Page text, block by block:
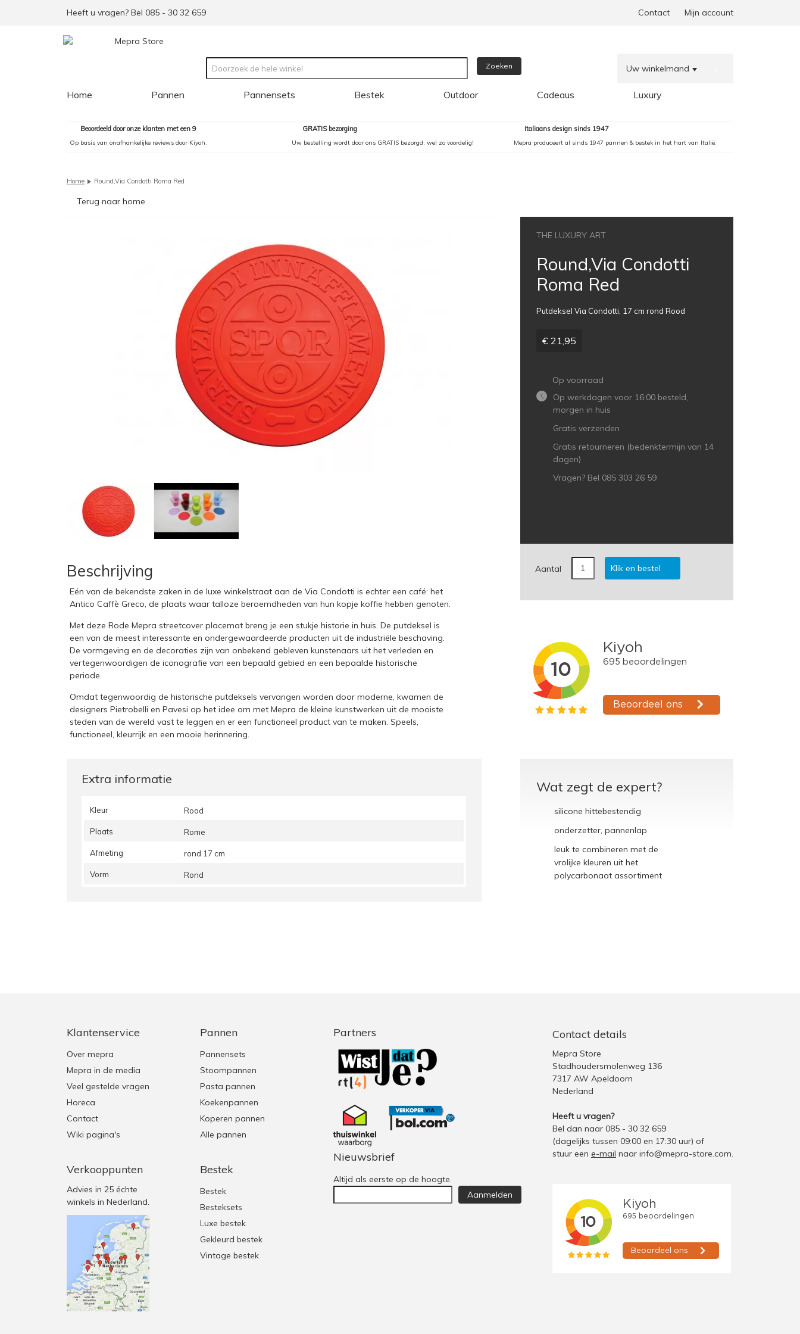
Heeft u vragen? Bel 085 - 30 32 659 Contact Mijn account
Zoeken Uw winkelmand
Home Pannen Pannensets Bestek Outdoor Cadeaus Luxury
Beoordeeld door onze klanten met een 9
Op basis van onafhankelijke reviews door Kiyoh.
GRATIS bezorging
Uw bestelling wordt door ons GRATIS bezorgd, wel zo voordelig!
Italiaans design sinds 1947
Mepra produceert al sinds 1947 pannen & bestek in het hart van Italië.
Home Round,Via Condotti Roma Red
Terug naar home
Beschrijving
Eén van de bekendste zaken in de luxe winkelstraat aan de Via Condotti is echter een café: het
Antico Caffè Greco, de plaats waar talloze beroemdheden van hun kopje koffie hebben genoten.
Met deze Rode Mepra streetcover placemat breng je een stukje historie in huis. De putdeksel is
een van de meest interessante en ondergewaardeerde producten uit de industriële beschaving.
De vormgeving en de decoraties zijn van onbekend gebleven kunstenaars uit het verleden en
vertegenwoordigen de iconografie van een bepaald gebied en een bepaalde historische
periode.
Omdat tegenwoordig de historische putdeksels vervangen worden door moderne, kwamen de
designers Pietrobelli en Pavesi op het idee om met Mepra de kleine kunstwerken uit de mooiste
steden van de wereld vast te leggen en er een functioneel product van te maken. Speels,
functioneel, kleurrijk en een mooie herinnering.
Extra informatie
Kleur Rood
Plaats Rome
Afmeting rond 17 cm
Vorm Rond
THE LUXURY ART
Round,Via Condotti
Roma Red
Putdeksel Via Condotti, 17 cm rond Rood
€ 21,95
Op voorraad
Op werkdagen voor 16:00 besteld,
morgen in huis
Gratis verzenden
Gratis retourneren (bedenktermijn van 14
dagen)
Vragen? Bel 085 303 26 59
Aantal Klik en bestel
Wat zegt de expert?
silicone hittebestendig
onderzetter, pannenlap
leuk te combineren met de
vrolijke kleuren uit het
polycarbonaat assortiment
Contact details
Mepra Store
Stadhoudersmolenweg 136
7317 AW Apeldoorn
Nederland
Heeft u vragen?
Bel dan naar 085 - 30 32 659
(dagelijks tussen 09:00 en 17:30 uur) of
stuur een e-mail naar info@mepra-store.com.
Klantenservice
Over mepra
Mepra in de media
Veel gestelde vragen
Horeca
Contact
Wiki pagina's
Verkooppunten
Advies in 25 échte
winkels in Nederland.
Pannen
Pannensets
Stoompannen
Pasta pannen
Koekenpannen
Koperen pannen
Alle pannen
Bestek
Bestek
Besteksets
Luxe bestek
Gekleurd bestek
Vintage bestek
Partners
Nieuwsbrief
Altijd als eerste op de hoogte.
Aanmelden